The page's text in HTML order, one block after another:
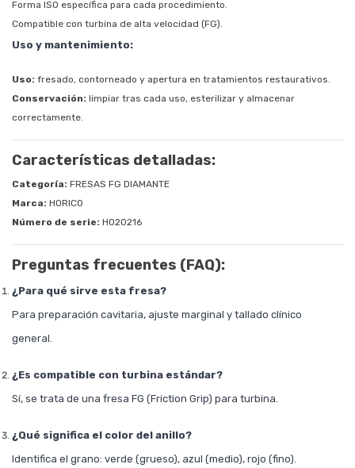
Forma ISO específica para cada procedimiento.
Compatible con turbina de alta velocidad (FG).
Uso y mantenimiento:
Uso: fresado, contorneado y apertura en tratamientos restaurativos.
Conservación: limpiar tras cada uso, esterilizar y almacenar
correctamente.
Características detalladas:
Categoría: FRESAS FG DIAMANTE
Marca: HORICO
Número de serie: HO20216
Preguntas frecuentes (FAQ):
¿Para qué sirve esta fresa?
Para preparación cavitaria, ajuste marginal y tallado clínico
general.
¿Es compatible con turbina estándar?
Sí, se trata de una fresa FG (Friction Grip) para turbina.
¿Qué significa el color del anillo?
Identifica el grano: verde (grueso), azul (medio), rojo (fino).